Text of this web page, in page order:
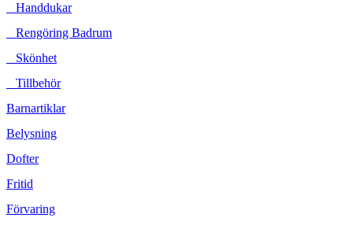
Handdukar
Rengöring Badrum
Skönhet
Tillbehör
Barnartiklar
Belysning
Dofter
Fritid
Förvaring